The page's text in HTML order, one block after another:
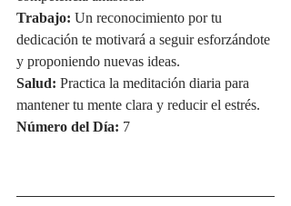
Trabajo: Un reconocimiento por tu
dedicación te motivará a seguir esforzándote
y proponiendo nuevas ideas.
Salud: Practica la meditación diaria para
mantener tu mente clara y reducir el estrés.
Número del Día: 7